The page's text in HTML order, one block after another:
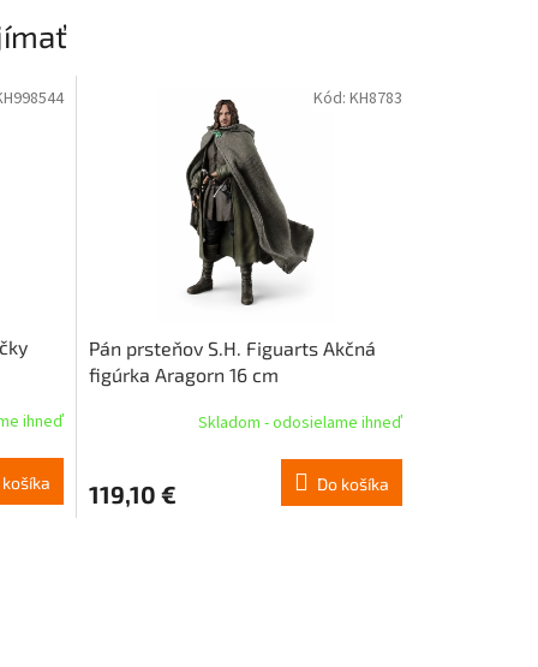
ihneď
košíka
Pán prsteňov S.H. Figuarts Akčná
figúrka Aragorn 16 cm
Skladom - odosielame ihneď
119,10 € Do košíka
Kód: KH8783